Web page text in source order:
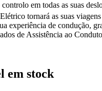
em todas as suas
tornará as suas
experiência de condução,
de Assistência ao
em stock